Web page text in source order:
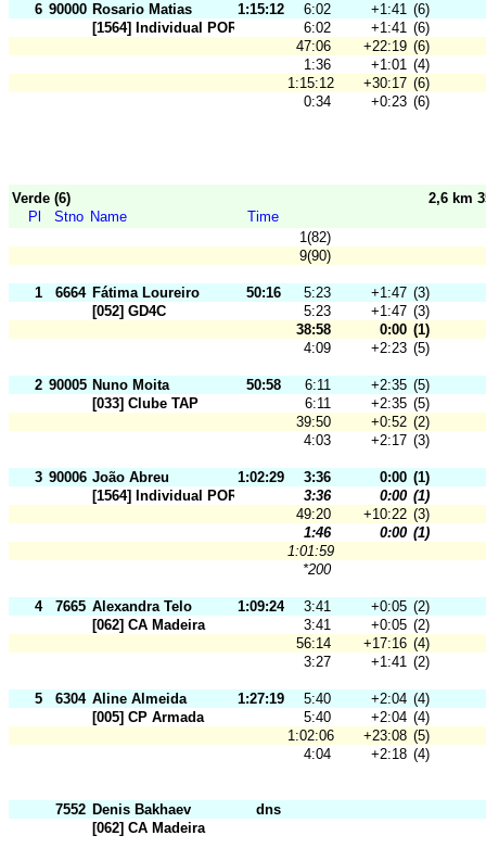
6 90000 Rosario Matias 1:15:12 6:02 +1:41 (6)
[1564] Individual POR
6:02 +1:41 (6)
47:06
+22:19 (6)
1:36
+1:01 (4)
1:15:12
+30:17 (6)
0:34
+0:23 (6)
Verde (6)
2,6 km
Pl
Stno Name
Time
1(82)
9(90)
1 6664 Fátima Loureiro 50:16 5:23 +1:47 (3)
[052] GD4C
5:23 +1:47 (3)
38:58
0:00 (1)
4:09
+2:23 (5)
2 90005 Nuno Moita 50:58 6:11 +2:35 (5)
[033] Clube TAP
6:11 +2:35 (5)
39:50
+0:52 (2)
4:03
+2:17 (3)
3 90006 João Abreu 1:02:29 3:36 0:00 (1)
[1564] Individual POR
3:36 0:00 (1)
49:20
+10:22 (3)
1:46
0:00 (1)
1:01:59
*200
4 7665 Alexandra Telo 1:09:24 3:41 +0:05 (2)
[062] CA Madeira
3:41 +0:05 (2)
56:14
+17:16 (4)
3:27
+1:41 (2)
5 6304 Aline Almeida 1:27:19 5:40 +2:04 (4)
[005] CP Armada
5:40 +2:04 (4)
1:02:06
+23:08 (5)
4:04
+2:18 (4)
7552 Denis Bakhaev
dns
[062] CA Madeira